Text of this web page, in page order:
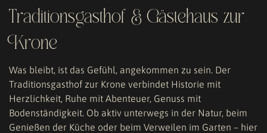
Traditionsgasthof & Gästehaus zur
Krone
Was bleibt, ist das Gefühl, angekommen zu sein. Der
Traditionsgasthof zur Krone verbindet Historie mit
Herzlichkeit, Ruhe mit Abenteuer, Genuss mit
Bodenständigkeit. Ob aktiv unterwegs in der Natur, beim
Genießen der Küche oder beim Verweilen im Garten – hier